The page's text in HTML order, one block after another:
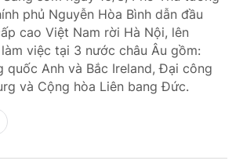
phủ Nguyễn Hòa Bình dẫn đầu
cao Việt Nam rời Hà Nội, lên
việc tại 3 nước châu Âu gồm:
quốc Anh và Bắc Ireland, Đại công
và Cộng hòa Liên bang Đức.